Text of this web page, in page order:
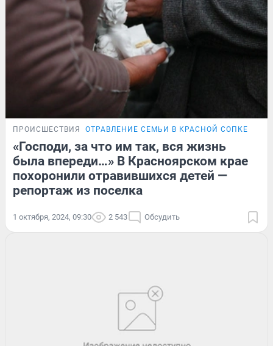
ПРОИСШЕСТВИЯ ОТРАВЛЕНИЕ СЕМЬИ В КРАСНОЙ СОПКЕ
«Господи, за что им так, вся жизнь
была впереди…» В Красноярском крае
похоронили отравившихся детей —
репортаж из поселка
1 октября, 2024, 09:30 2 543 Обсудить